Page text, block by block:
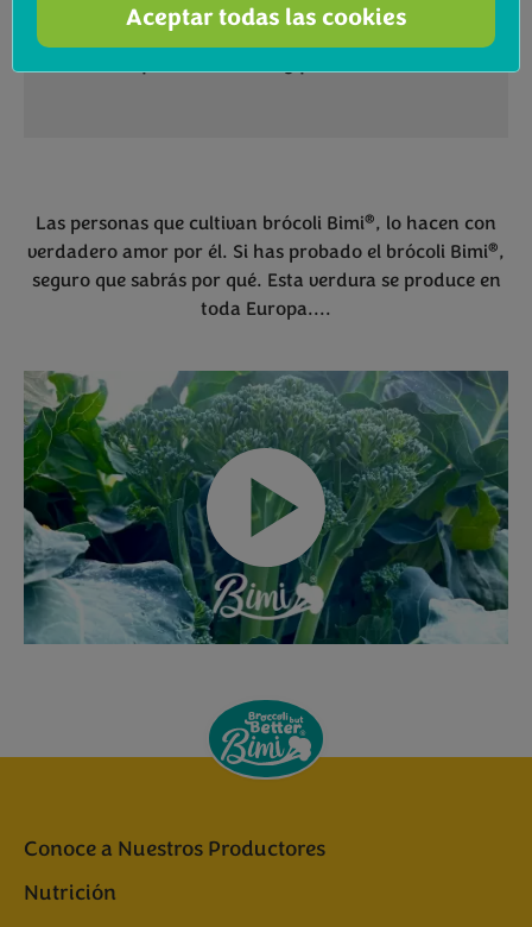
le encanta hacerlo a la plancha con un
Las personas que cultivan brócoli Bimi®, lo hacen con
verdadero amor por él. Si has probado el brócoli Bimi®,
seguro que sabrás por qué. Esta verdura se produce en
toda Europa....
Aceptar todas las cookies
Conoce a Nuestros Productores
Nutrición